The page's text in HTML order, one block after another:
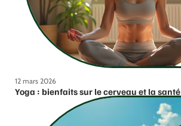
12 mars 2026
Yoga : bienfaits sur le cerveau et la santé